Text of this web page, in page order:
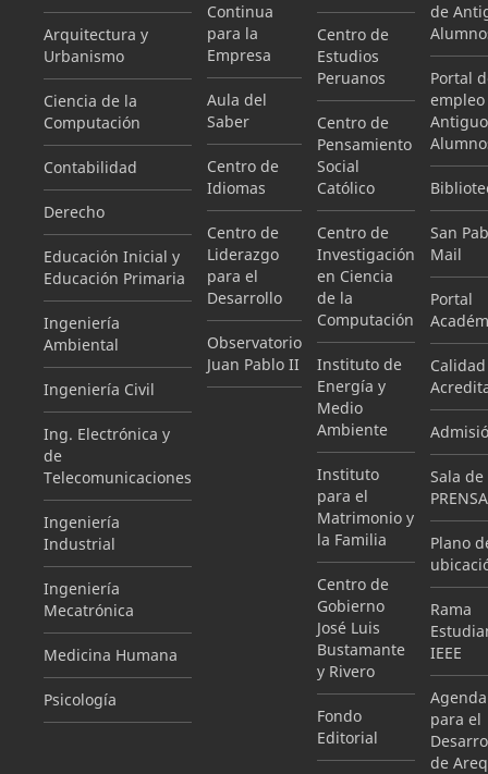
Arquitectura y
Urbanismo
Ciencia de la
Computación
Contabilidad
Derecho
Educación Inicial y
Educación Primaria
Ingeniería
Ambiental
Ingeniería Civil
Ing. Electrónica y
de
Telecomunicaciones
Ingeniería
Industrial
Ingeniería
Mecatrónica
Medicina Humana
Psicología
Continua
para la
Empresa
Aula del
Saber
Centro de
Idiomas
Centro de
Liderazgo
para el
Desarrollo
Observatorio
Juan Pablo II
Centro de
Estudios
Peruanos
Centro de
Pensamiento
Social
Católico
Centro de
Investigación
en Ciencia
de la
Computación
Instituto de
Energía y
Medio
Ambiente
Instituto
para el
Matrimonio y
la Familia
Centro de
Gobierno
José Luis
Bustamante
y Rivero
Fondo
Editorial
de
Portal
empleo
San
Mail
Portal
Sala de
PRENSA
Plano
Rama
IEEE
Agenda
para el
de